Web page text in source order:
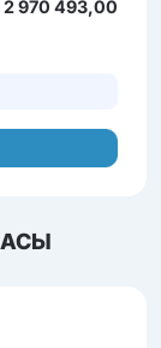
2 970 493,00